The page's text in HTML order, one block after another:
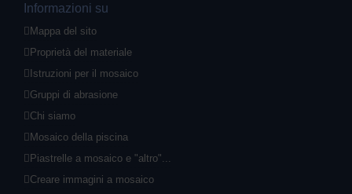
Informazioni su
Mappa del sito
Proprietà del materiale
Istruzioni per il mosaico
Gruppi di abrasione
Chi siamo
Mosaico della piscina
Piastrelle a mosaico e "altro"...
Creare immagini a mosaico